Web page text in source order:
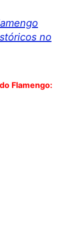
no
Flamengo: